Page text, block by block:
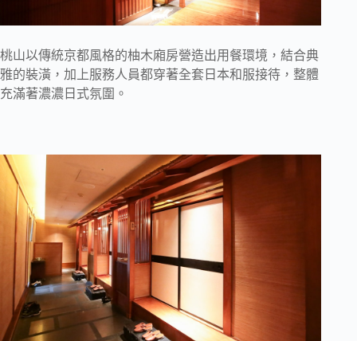
桃山以傳統京都風格的柚木廂房營造出用餐環境，結合典
雅的裝潢，加上服務人員都穿著全套日本和服接待，整體
充滿著濃濃日式氛圍。